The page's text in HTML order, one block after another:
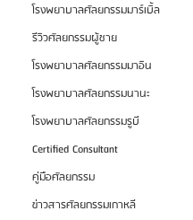
โรงพยาบาลศัลยกรรมมาร์เบิ้ล
รีวิวศัลยกรรมผู้ชาย
โรงพยาบาลศัลยกรรมมาอิน
โรงพยาบาลศัลยกรรมนานะ
โรงพยาบาลศัลยกรรมรูบี
Certified Consultant
คู่มือศัลยกรรม
ข่าวสารศัลยกรรมเกาหลี